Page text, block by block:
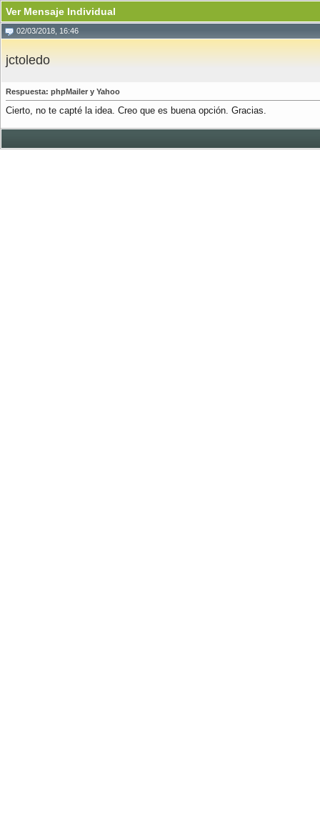
Ver Mensaje Individual
02/03/2018, 16:46
jctoledo
Respuesta: phpMailer y Yahoo
Cierto, no te capté la idea. Creo que es buena opción. Gracias.